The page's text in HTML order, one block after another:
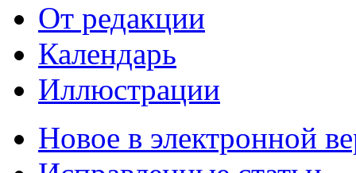
От редакции
Календарь
Иллюстрации
Новое в электронной